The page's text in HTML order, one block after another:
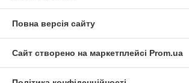
Повна версія сайту
Сайт створено на маркетплейсі Prom.ua